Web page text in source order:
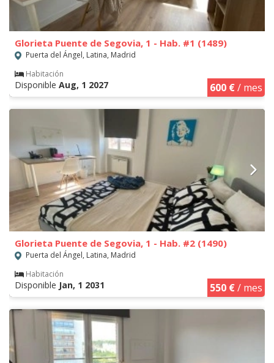
Glorieta Puente de Segovia, 1 - Hab. #1 (1489)
Puerta del Ángel, Latina, Madrid
Habitación
Disponible Aug, 1 2027 600 €/ mes
Glorieta Puente de Segovia, 1 - Hab. #2 (1490)
Puerta del Ángel, Latina, Madrid
Habitación
Disponible Jan, 1 2031 550 €/ mes